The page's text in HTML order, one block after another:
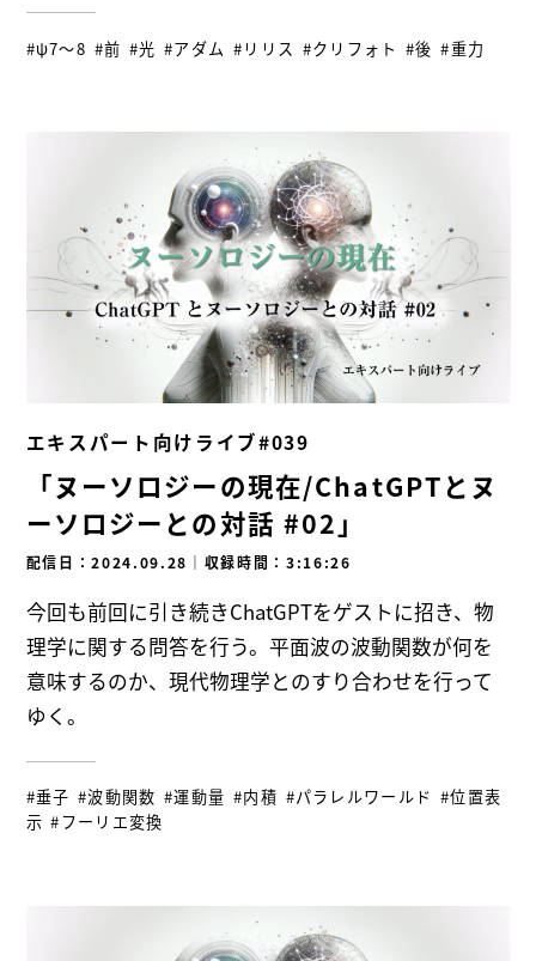
#ψ7～8 #前 #光 #アダム #リリス #クリフォト #後 #重力
エキスパート向けライブ#039
「ヌーソロジーの現在/ChatGPTとヌ
ーソロジーとの対話 #02」
配信日：2024.09.28 ｜ 収録時間：3:16:26
今回も前回に引き続きChatGPTをゲストに招き、物
理学に関する問答を行う。平面波の波動関数が何を
意味するのか、現代物理学とのすり合わせを行って
ゆく。
#垂子 #波動関数 #運動量 #内積 #パラレルワールド #位置表
示 #フーリエ変換